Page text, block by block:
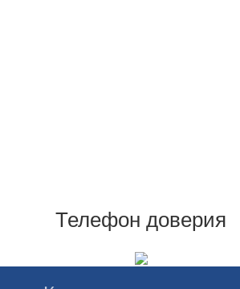
Телефон доверия